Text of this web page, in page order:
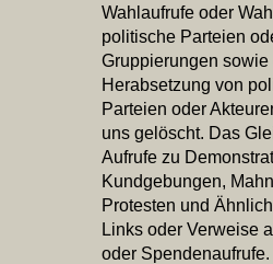
Wahlaufrufe oder
politische Parteien
Gruppierungen sowie
Herabsetzung von
Parteien oder
uns gelöscht. Das
Aufrufe zu
Kundgebungen,
Protesten und
Links oder Verweise
oder